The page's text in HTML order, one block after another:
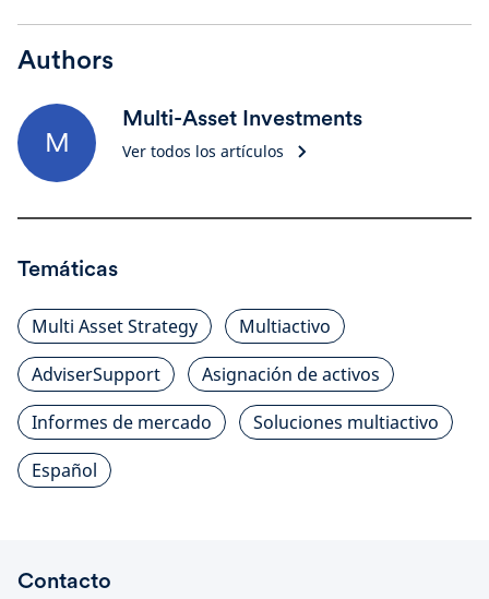
Authors
M
Multi-Asset Investments
Ver todos los artículos
Temáticas
Multi Asset Strategy
Multiactivo
AdviserSupport
Asignación de activos
Informes de mercado
Soluciones multiactivo
Español
Contacto